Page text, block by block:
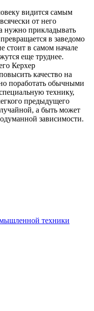
видится самым
от него
нужно прикладывать
в заведомо
стоит в самом начале
еще труднее.
Керхер
качество на
поработать обычными
технику,
предыдущего
а быть может
зависимости.